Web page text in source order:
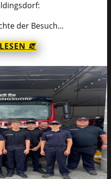
der Besuch...
🧯